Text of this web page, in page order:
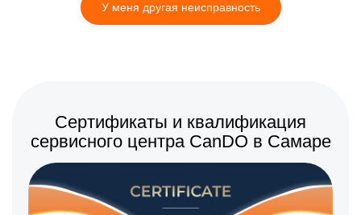
Замена разъема
400 р
У меня другая неисправность
Сертификаты и квалификация
сервисного центра CanDO в Самаре